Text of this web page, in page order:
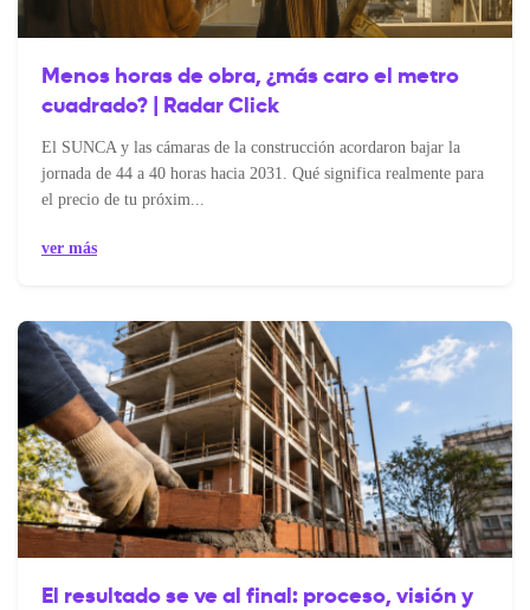
Menos horas de obra, ¿más caro el metro
cuadrado? | Radar Click
El SUNCA y las cámaras de la construcción acordaron bajar la
jornada de 44 a 40 horas hacia 2031. Qué significa realmente para
el precio de tu próxim...
ver más
El resultado se ve al final: proceso, visión y